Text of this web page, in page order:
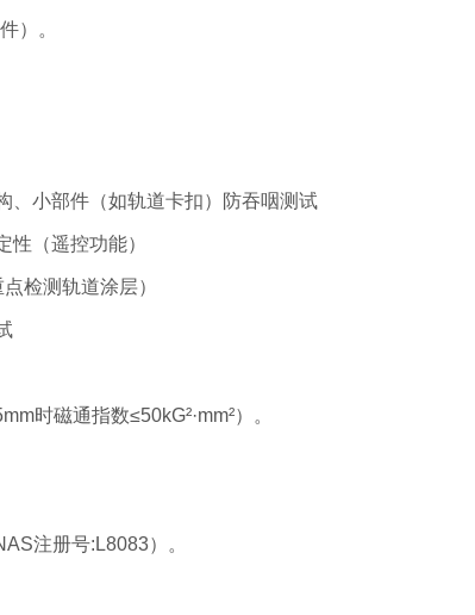
）。
小部件（如轨道卡扣）防吞咽测试
（遥控功能）
检测轨道涂层）
时磁通指数≤50kG²·mm²）。
注册号:L8083）。